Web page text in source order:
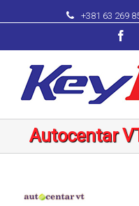
+381 63 269
Autocentar